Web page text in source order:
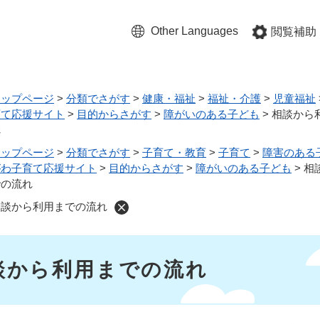
Other Languages 閲覧補助
ップページ > 分類でさがす > 健康・福祉 > 福祉・介護 > 児童福祉
応援サイト > 目的からさがす > 障がいのある子ども > 相談から
ップページ > 分類でさがす > 子育て・教育 > 子育て > 障害のある
子育て応援サイト > 目的からさがす > 障がいのある子ども > 相
流れ
から利用までの流れ
から利用までの流れ